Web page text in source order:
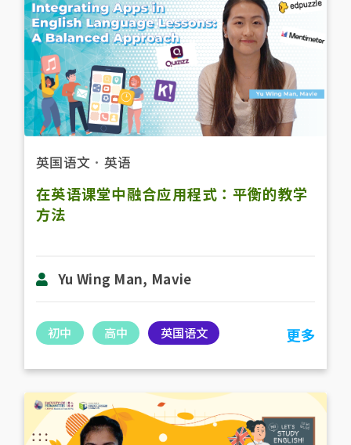
英国语文 ． 英语
在英语课堂中融合应用程式：平衡的教学
方法
Yu Wing Man, Mavie
初中 高中 英国语文 更多